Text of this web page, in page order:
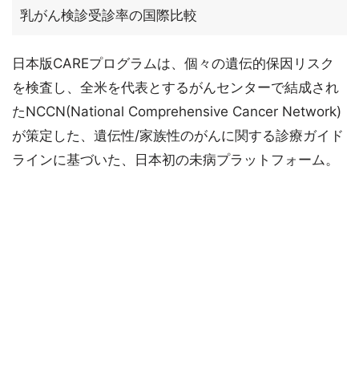
乳がん検診受診率の国際比較
日本版CAREプログラムは、個々の遺伝的保因リスク
を検査し、全米を代表とするがんセンターで結成され
たNCCN(National Comprehensive Cancer Network)
が策定した、遺伝性/家族性のがんに関する診療ガイド
ラインに基づいた、日本初の未病プラットフォーム。